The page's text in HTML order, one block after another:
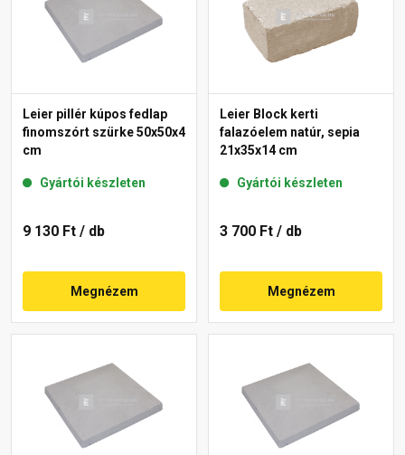
Leier pillér kúpos fedlap
finomszórt szürke 50x50x4
cm
Gyártói készleten
9 130 Ft / db
Megnézem
Leier Block kerti
falazóelem natúr, sepia
21x35x14 cm
Gyártói készleten
3 700 Ft / db
Megnézem